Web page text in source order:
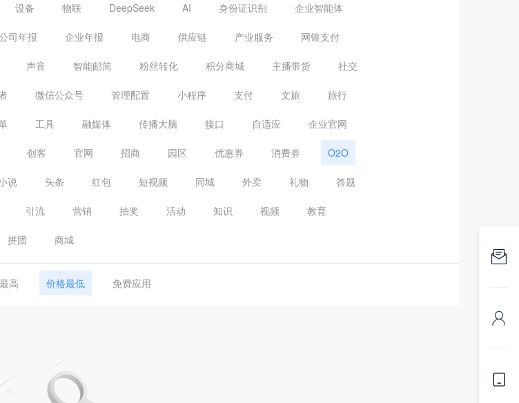
设备 物联 DeepSeek AI 身份证识别 企业智能体
司年报 企业年报 电商 供应链 产业服务 网银支付
声音 智能邮筒 粉丝转化 积分商城 主播带货 社交
微信公众号 管理配置 小程序 支付 文旅 旅行
工具 融媒体 传播大脑 接口 自适应 企业官网
创客 官网 招商 园区 优惠券 消费券 O2O
说 头条 红包 短视频 同城 外卖 礼物 答题
引流 营销 抽奖 活动 知识 视频 教育
拼团 商城
高 价格最低 免费应用


